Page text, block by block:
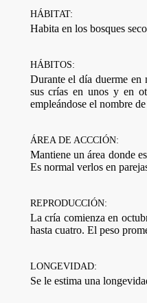
HÁBITAT:
Habita en los bosques
HÁBITOS:
Durante el día duerme en
sus crías en unos y en
empleándose el nombre
ÁREA DE ACCCIÓN:
Mantiene un área donde
Es normal verlos en
REPRODUCCIÓN:
La cría comienza en
hasta cuatro. El peso
LONGEVIDAD:
Se le estima una